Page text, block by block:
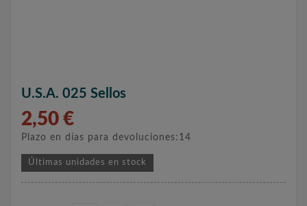
U.S.A. 025 Sellos
2,50 €
Plazo en días para devoluciones:14
Últimas unidades en stock